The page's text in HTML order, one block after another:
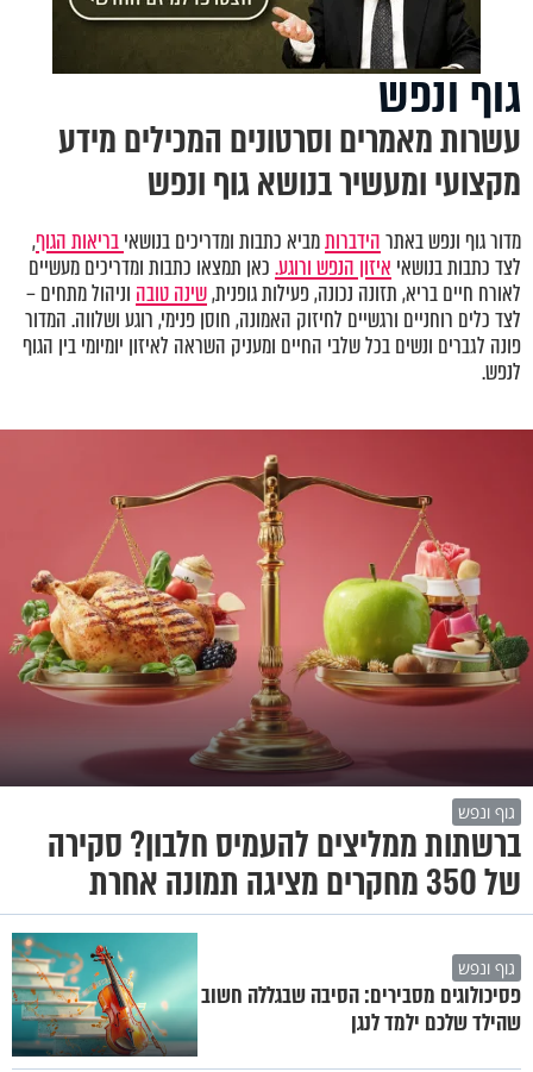
גוף ונפש
עשרות מאמרים וסרטונים המכילים מידע
מקצועי ומעשיר בנושא גוף ונפש
מדור גוף ונפש באתרהידברותמביא כתבות ומדריכים בנושאיבריאות הגוף,
לצד כתבות בנושאי איזון הנפש ורוגע.כאן תמצאו כתבות ומדריכים מעשיים
לאורח חיים בריא, תזונה נכונה, פעילות גופנית,שינה טובה וניהול מתחים –
לצד כלים רוחניים ורגשיים לחיזוק האמונה, חוסן פנימי, רוגע ושלווה. המדור
פונה לגברים ונשים בכל שלבי החיים ומעניק השראה לאיזון יומיומי בין הגוף
לנפש.
גוף ונפש
ברשתות ממליצים להעמיס חלבון? סקירה
של 350 מחקרים מציגה תמונה אחרת
גוף ונפש
פסיכולוגים מסבירים: הסיבה שבגללה חשוב
שהילד שלכם ילמד לנגן